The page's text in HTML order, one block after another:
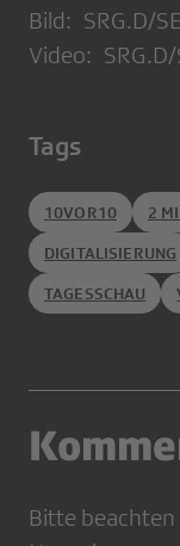
Bild: SRG.D/SE
Video: SRG.D/
Tags
10VOR10 2
DIGITALISIERUNG
TAGESSCHAU
Bitte beachten